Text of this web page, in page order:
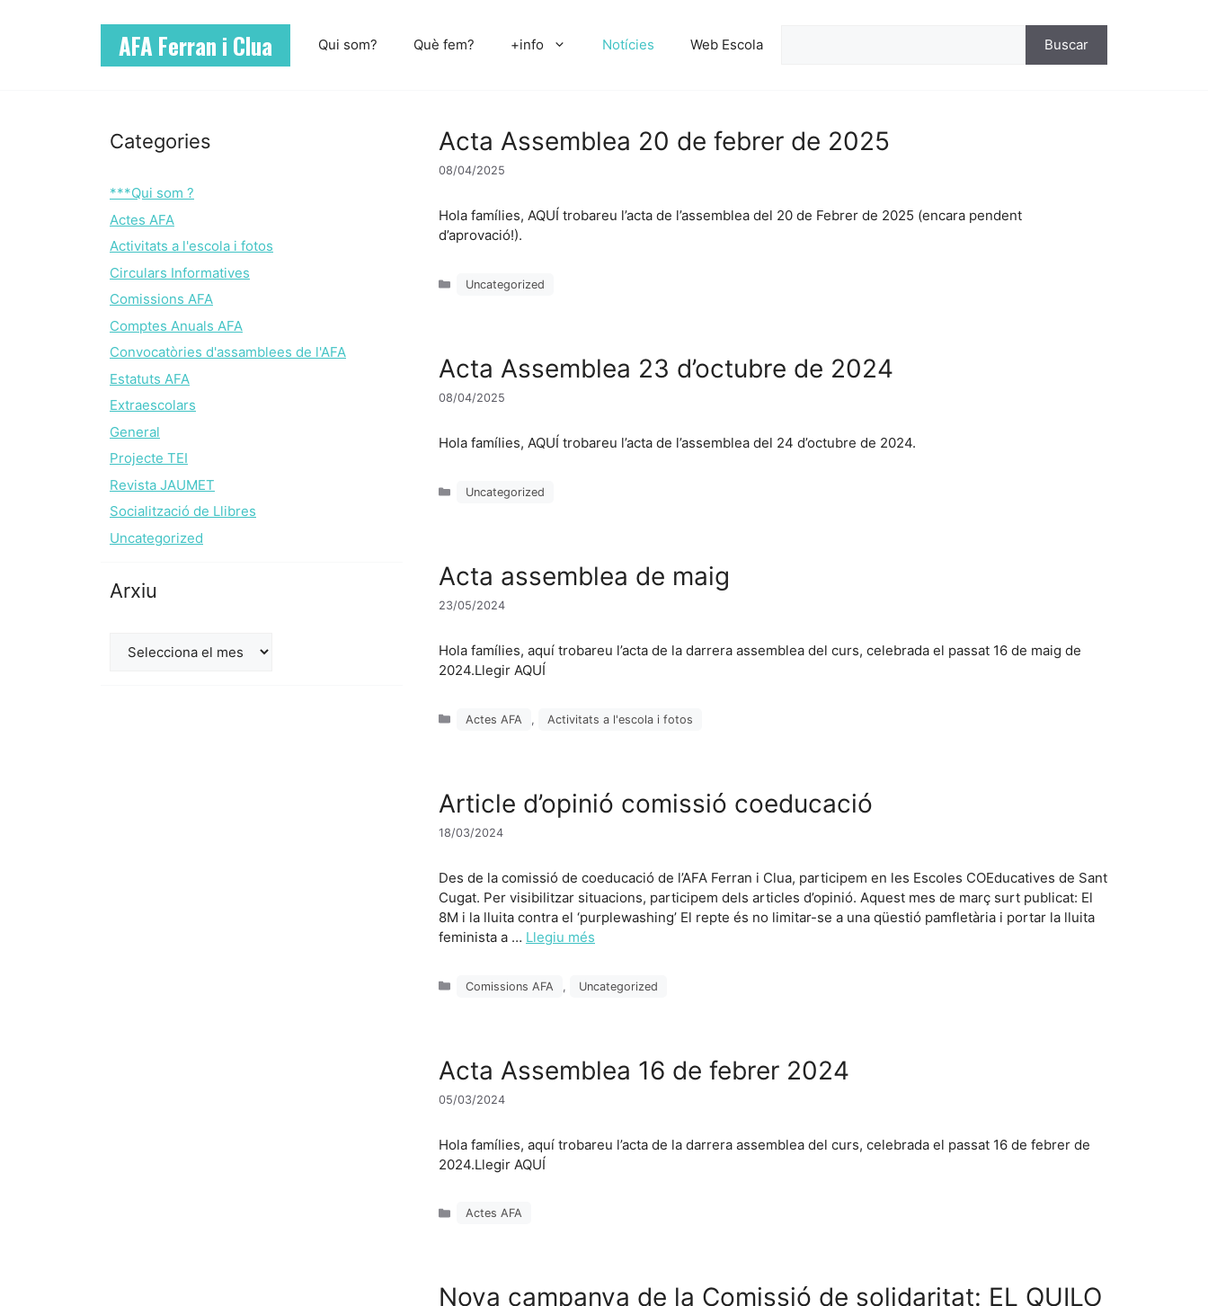
AFA Ferran i Clua Qui som? Què fem? +info Notícies Web Escola Buscar
Acta Assemblea 20 de febrer de 2025
08/04/2025
Hola famílies, AQUÍ trobareu l’acta de l’assemblea del 20 de Febrer de 2025 (encara pendent
d’aprovació!).
Uncategorized
Acta Assemblea 23 d’octubre de 2024
08/04/2025
Hola famílies, AQUÍ trobareu l’acta de l’assemblea del 24 d’octubre de 2024.
Uncategorized
Acta assemblea de maig
23/05/2024
Hola famílies, aquí trobareu l’acta de la darrera assemblea del curs, celebrada el passat 16 de maig de
2024.Llegir AQUÍ
Actes AFA , Activitats a l'escola i fotos
Article d’opinió comissió coeducació
18/03/2024
Des de la comissió de coeducació de l’AFA Ferran i Clua, participem en les Escoles COEducatives de Sant
Cugat. Per visibilitzar situacions, participem dels articles d’opinió. Aquest mes de març surt publicat: El
8M i la lluita contra el ‘purplewashing’ El repte és no limitar-se a una qüestió pamfletària i portar la lluita
feminista a … Llegiu més
Comissions AFA , Uncategorized
Acta Assemblea 16 de febrer 2024
05/03/2024
Hola famílies, aquí trobareu l’acta de la darrera assemblea del curs, celebrada el passat 16 de febrer de
2024.Llegir AQUÍ
Categories
Actes AFA
Nova campanya de la Comissió de solidaritat: EL QUILO
Categories
***Qui som ?
Actes AFA
Activitats a l'escola i fotos
Circulars Informatives
Comissions AFA
Comptes Anuals AFA
Convocatòries d'assamblees de l'AFA
Estatuts AFA
Extraescolars
General
Projecte TEI
Revista JAUMET
Socialització de Llibres
Uncategorized
Arxiu